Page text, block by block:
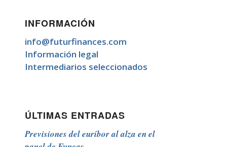
INFORMACIÓN
info@futurfinances.com
Información legal
Intermediarios seleccionados
ÚLTIMAS ENTRADAS
Previsiones del euríbor al alza en el